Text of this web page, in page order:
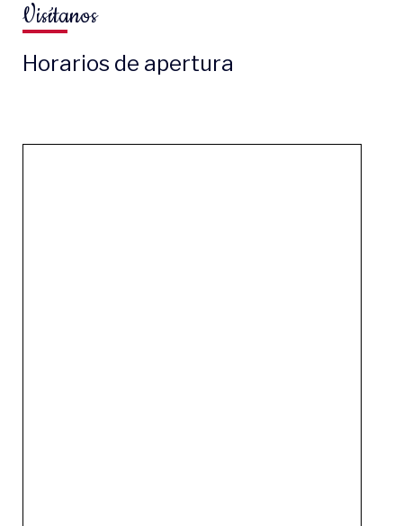
Visítanos
Horarios de apertura